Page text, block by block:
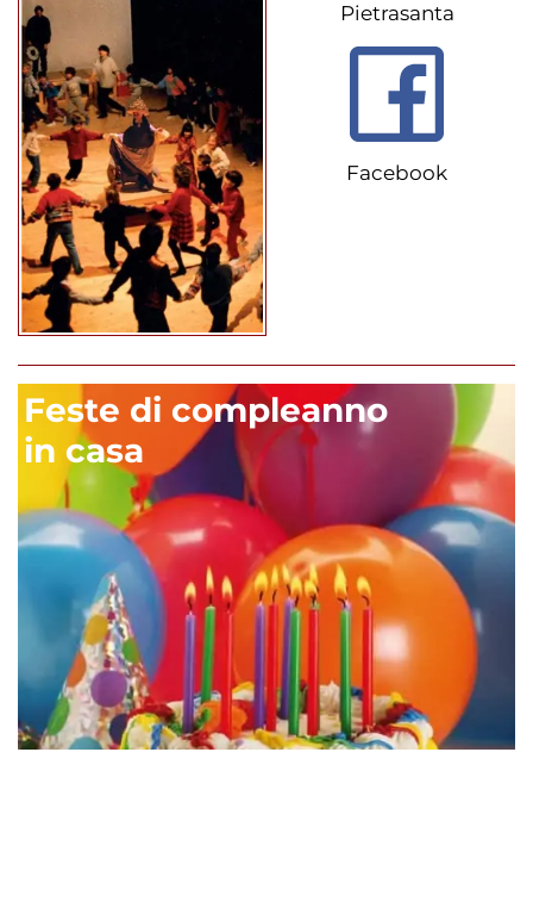
Pietrasanta
Facebook
Feste di compleanno
in casa